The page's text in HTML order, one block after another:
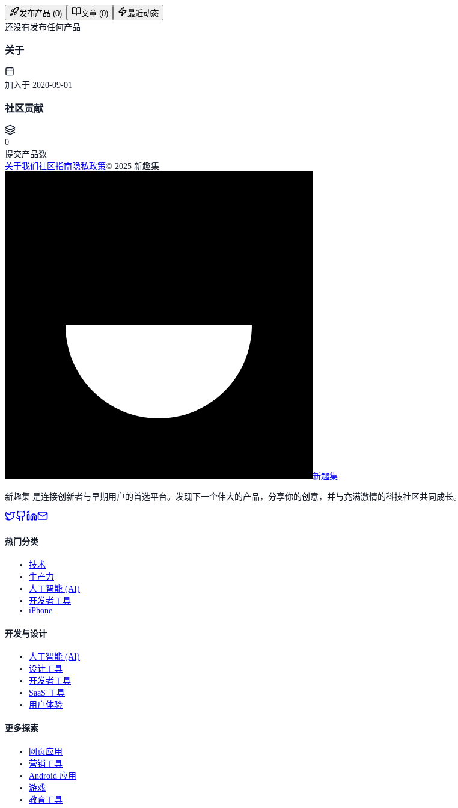
发布产品 (0) 文章 (0)
最近动态
还没有发布任何产品
关于
加入于 2020-09-01
社区贡献
0
提交产品数
关于我们 社区指南隐私政策© 2025 新趣集
新趣集
新趣集 是连接创新者与早期用户的首选平台。发现下一个伟大的产品，分享你的创意，并与充满激情的科技社区共同成长。
热门分类
技术
生产力
人工智能 (AI)
开发者工具
iPhone
开发与设计
人工智能 (AI)
设计工具
开发者工具
SaaS 工具
用户体验
更多探索
网页应用
营销工具
Android 应用
游戏
教育工具